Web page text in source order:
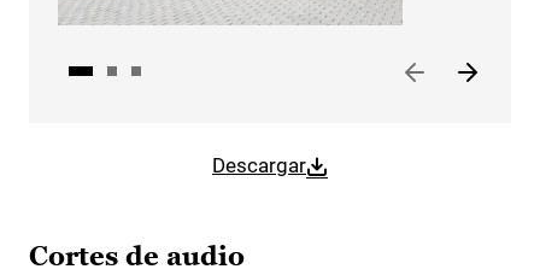
Descargar
Cortes de audio